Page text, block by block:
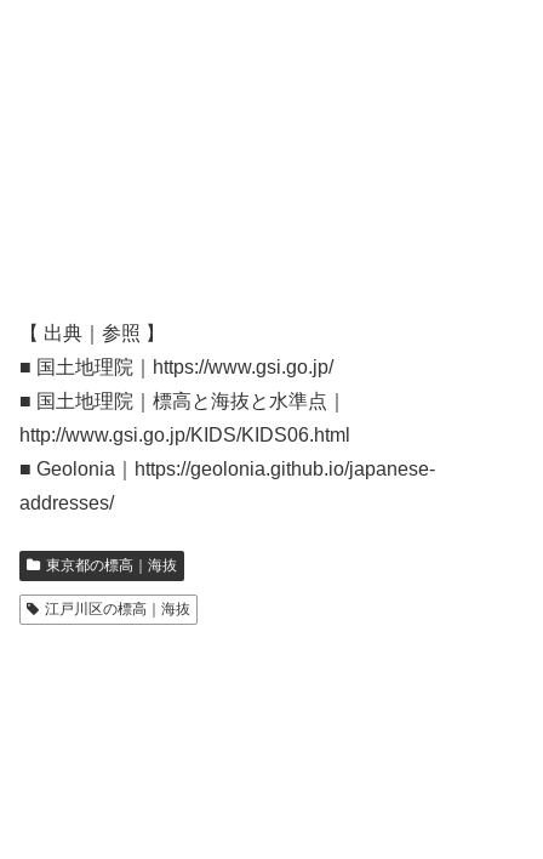
【 出典｜参照 】
■ 国土地理院｜https://www.gsi.go.jp/
■ 国土地理院｜標高と海抜と水準点｜
http://www.gsi.go.jp/KIDS/KIDS06.html
■ Geolonia｜https://geolonia.github.io/japanese-
addresses/
東京都の標高｜海抜
江戸川区の標高｜海抜